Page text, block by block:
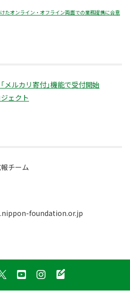
たオンライン・オフライン両面での業務提携に合意
メルカリ寄付」機能で受付開始
ェクト
チーム
foundation.or.jp